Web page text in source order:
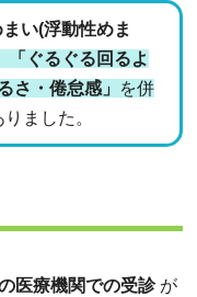
い(浮動性めま
「ぐるぐる回るよ
さ・倦怠感」 を併
りました。
医療機関での受診 が